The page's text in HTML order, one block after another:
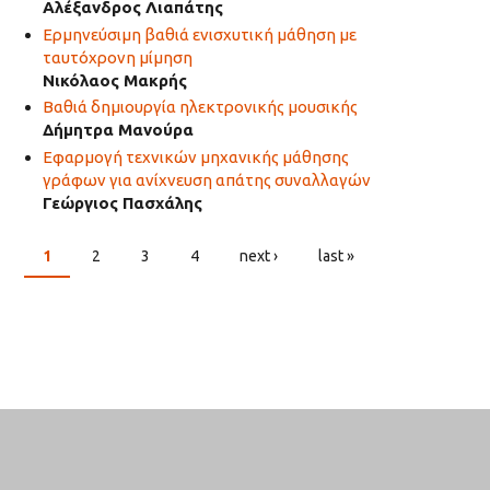
Αλέξανδρος Λιαπάτης
Ερμηνεύσιμη βαθιά ενισχυτική μάθηση με
ταυτόχρονη μίμηση
Νικόλαος Μακρής
Βαθιά δημιουργία ηλεκτρονικής μουσικής
Δήμητρα Μανούρα
Εφαρμογή τεχνικών μηχανικής μάθησης
γράφων για ανίχνευση απάτης συναλλαγών
Γεώργιος Πασχάλης
PAGES
1 2 3 4 next › last »